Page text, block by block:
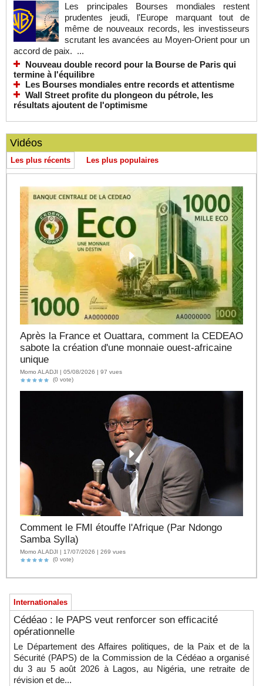
Les principales Bourses mondiales restent
prudentes jeudi, l'Europe marquant tout de
même de nouveaux records, les investisseurs
scrutant les avancées au Moyen-Orient pour un
accord de paix. ...
Nouveau double record pour la Bourse de Paris qui
termine à l'équilibre
Les Bourses mondiales entre records et attentisme
Wall Street profite du plongeon du pétrole, les
résultats ajoutent de l'optimisme
Vidéos
Les plus récents Les plus populaires
Après la France et Ouattara, comment la CEDEAO
sabote la création d'une monnaie ouest-africaine
unique
Momo ALADJI | 05/08/2026 | 97 vues
(0 vote)
Comment le FMI étouffe l'Afrique (Par Ndongo
Samba Sylla)
Momo ALADJI | 17/07/2026 | 269 vues
(0 vote)
Internationales
Cédéao : le PAPS veut renforcer son efficacité
opérationnelle
Le Département des Affaires politiques, de la Paix et de la
Sécurité (PAPS) de la Commission de la Cédéao a organisé
du 3 au 5 août 2026 à Lagos, au Nigéria, une retraite de
révision et de...